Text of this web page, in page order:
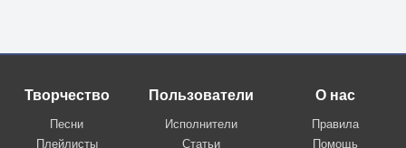
Творчество
Песни
Плейлисты
Пользователи
Исполнители
Статьи
О нас
Правила
Помощь